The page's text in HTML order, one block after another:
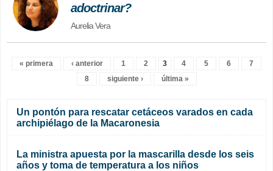
adoctrinar?
Aurelia Vera
« primera ‹ anterior 1 2 3 4 5 6
7
8
siguiente › última »
Un pontón para rescatar cetáceos varados en cada
archipiélago de la Macaronesia
La ministra apuesta por la mascarilla desde los seis
años y toma de temperatura a los niños